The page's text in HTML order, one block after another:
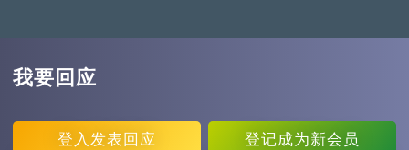
我要回应
登入 发表回应 登记成为新会员